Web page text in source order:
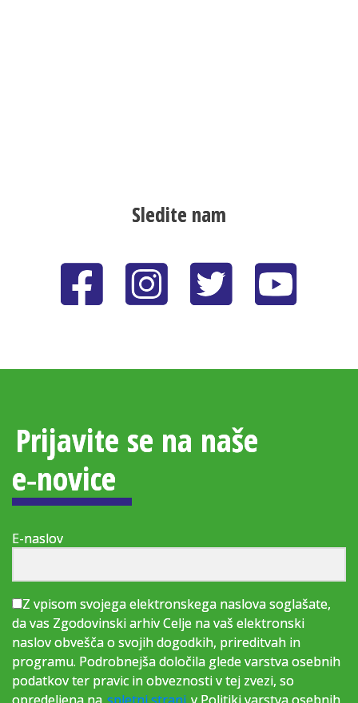
Sledite nam
Prijavite se na naše
e‑novice
E-naslov
Z vpisom svojega elektronskega naslova soglašate,
da vas Zgodovinski arhiv Celje na vaš elektronski
naslov obvešča o svojih dogodkih, prireditvah in
programu. Podrobnejša določila glede varstva osebnih
podatkov ter pravic in obveznosti v tej zvezi, so